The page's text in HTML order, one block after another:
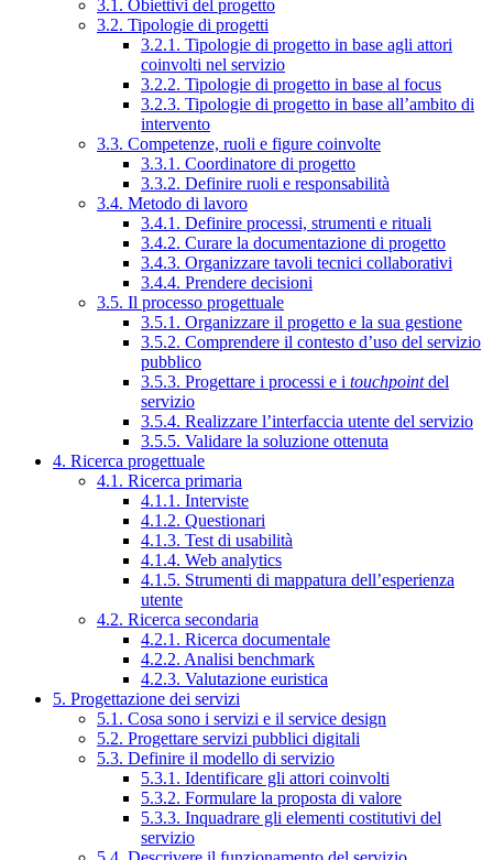
3.1. Obiettivi del progetto
3.2. Tipologie di progetti
3.2.1. Tipologie di progetto in base agli attori
coinvolti nel servizio
3.2.2. Tipologie di progetto in base al focus
3.2.3. Tipologie di progetto in base all’ambito di
intervento
3.3. Competenze, ruoli e figure coinvolte
3.3.1. Coordinatore di progetto
3.3.2. Definire ruoli e responsabilità
3.4. Metodo di lavoro
3.4.1. Definire processi, strumenti e rituali
3.4.2. Curare la documentazione di progetto
3.4.3. Organizzare tavoli tecnici collaborativi
3.4.4. Prendere decisioni
3.5. Il processo progettuale
3.5.1. Organizzare il progetto e la sua gestione
3.5.2. Comprendere il contesto d’uso del servizio
pubblico
3.5.3. Progettare i processi e i touchpointdel
servizio
3.5.4. Realizzare l’interfaccia utente del servizio
3.5.5. Validare la soluzione ottenuta
4. Ricerca progettuale
4.1. Ricerca primaria
4.1.1. Interviste
4.1.2. Questionari
4.1.3. Test di usabilità
4.1.4. Web analytics
4.1.5. Strumenti di mappatura dell’esperienza
utente
4.2. Ricerca secondaria
4.2.1. Ricerca documentale
4.2.2. Analisi benchmark
4.2.3. Valutazione euristica
5. Progettazione dei servizi
5.1. Cosa sono i servizi e il service design
5.2. Progettare servizi pubblici digitali
5.3. Definire il modello di servizio
5.3.1. Identificare gli attori coinvolti
5.3.2. Formulare la proposta di valore
5.3.3. Inquadrare gli elementi costitutivi del
servizio